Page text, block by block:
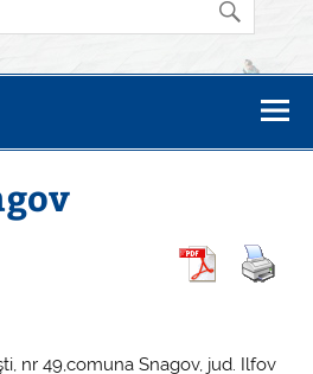
nr 49,comuna Snagov, jud. Ilfov